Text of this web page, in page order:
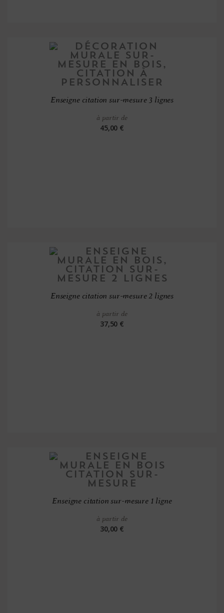
Enseigne citation sur-mesure 3 lignes
à partir de
45,00 €
Enseigne citation sur-mesure 2 lignes
à partir de
37,50 €
Enseigne citation sur-mesure 1 ligne
à partir de
30,00 €